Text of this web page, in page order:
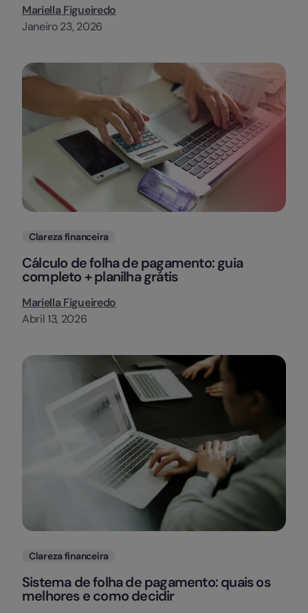
Mariella Figueiredo
Janeiro 23, 2026
Categorias
Clareza financeira
Cálculo de folha de pagamento: guia
completo + planilha grátis
Mariella Figueiredo
Abril 13, 2026
Categorias
Clareza financeira
Sistema de folha de pagamento: quais os
melhores e como decidir